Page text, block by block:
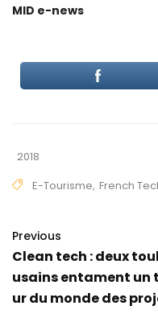
MID e-news
2018
E-Tourisme, French
Previous
Clean tech : deux
usains entament un
ur du monde des